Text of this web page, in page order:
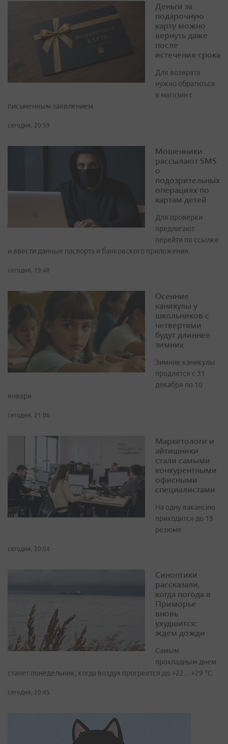
Деньги за
подарочную
карту можно
вернуть даже
после
истечения срока
Для возврата
нужно обратиться
в магазин с
письменным заявлением
сегодня, 20:59
Мошенники
рассылают SMS
о
подозрительных
операциях по
картам детей
Для проверки
предлагают
перейти по ссылке
и ввести данные паспорта и банковского приложения
сегодня, 19:48
Осенние
каникулы у
школьников с
четвертями
будут длиннее
зимних
Зимние каникулы
продлятся с 31
декабря по 10
января
сегодня, 21:06
Маркетологи и
айтишники
стали самыми
конкурентными
офисными
специалистами
На одну вакансию
приходится до 19
резюме
сегодня, 20:04
Синоптики
рассказали,
когда погода в
Приморье
вновь
ухудшится:
ждем дожди
Самым
прохладным днем
станет понедельник, когда воздух прогреется до +22…+29 °С
сегодня, 20:45